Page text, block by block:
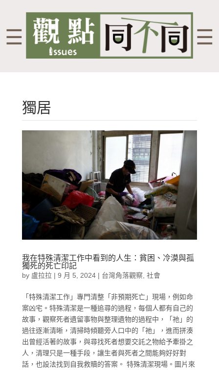
☰ ☰
獨居
我在特殊清潔工作中看到的人生：貧困、冷漠與孤
獨死的死亡印記
by 盧拉拉 | 9 月 5, 2024| 台灣角落觀察 社會
「特殊清潔工作」專門清整「非預期死亡」現場，例如命
案凶宅。特殊清潔是一種追尋的過程，每個人都有自己的
故事，觀察死者遺留事物與整理遺物的過程中，「祂」的
過往逐漸清晰，清掃時傾聽旁人口中的「祂」，進而拼湊
出曾經活著的故事，與尋找死者想要交託之物給予牽掛之
人，清理只是一種手段，讓生者與死者之間能夠好好對
話，也設法找到自我救贖的答案。 特殊清潔現場。圖片來